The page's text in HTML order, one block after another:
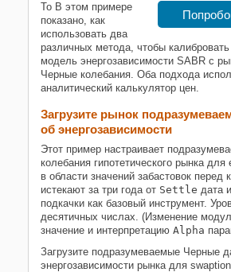
Калибруйте модель SABR
Используя аналитический
калькулятор цен
НА ЭТОЙ СТРАНИЦЕ
Загрузите рынок подразумеваемые
черные данные об
Метод 1: калибруйте альфу, ро и ню
непосредственно
Метод 2: калибровка ро и ню
допущением альфы от
энергозависимости в деньгах
Используйте калиброванные модели
Ссылки
То В этом примере
показано, как
использовать два
различных метода, чтобы
модель энергозависимости SABR с
Черные колебания. Оба подхода
аналитический калькулятор цен.
Загрузите рынок
об энергозависимости
Этот пример настраивает
колебания гипотетического рынка для
в области значений забастовок перед
истекают за три года от Settle дата
подкачки как базовый инструмент.
десятичных числах. (Изменение
значение и интерпретацию Alpha
Загрузите подразумеваемые Черные
энергозависимости рынка для